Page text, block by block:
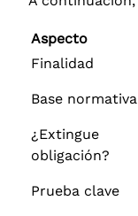
Aspecto
Finalidad
Base normativa
¿Extingue
obligación?
Prueba clave